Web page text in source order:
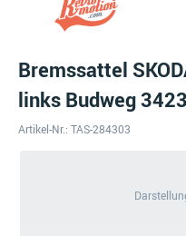
Bremssattel
links Budweg
Artikel-Nr.: TAS-284303